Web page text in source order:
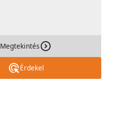
Megtekintés
Érdekel